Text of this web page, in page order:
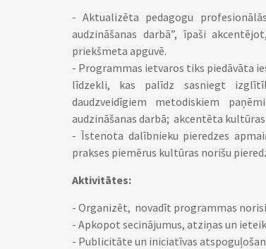
- Aktualizēta pedagogu
audzināšanas darbā”, īpaši
priekšmeta apguvē.
- Programmas ietvaros tiks piedāvāta
līdzekli, kas palīdz sasniegt
daudzveidīgiem metodiskiem
audzināšanas darbā; akcentēta
- Īstenota dalībnieku pieredzes
prakses piemērus kultūras norišu
Aktivitātes:
- Organizēt, novadīt programmas
- Apkopot secinājumus, atziņas un
- Publicitāte un iniciatīvas